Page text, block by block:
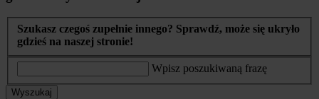
Szukasz czegoś zupełnie innego? Sprawdź, może się ukryło
gdzieś na naszej stronie!
Wpisz poszukiwaną frazę
Wyszukaj